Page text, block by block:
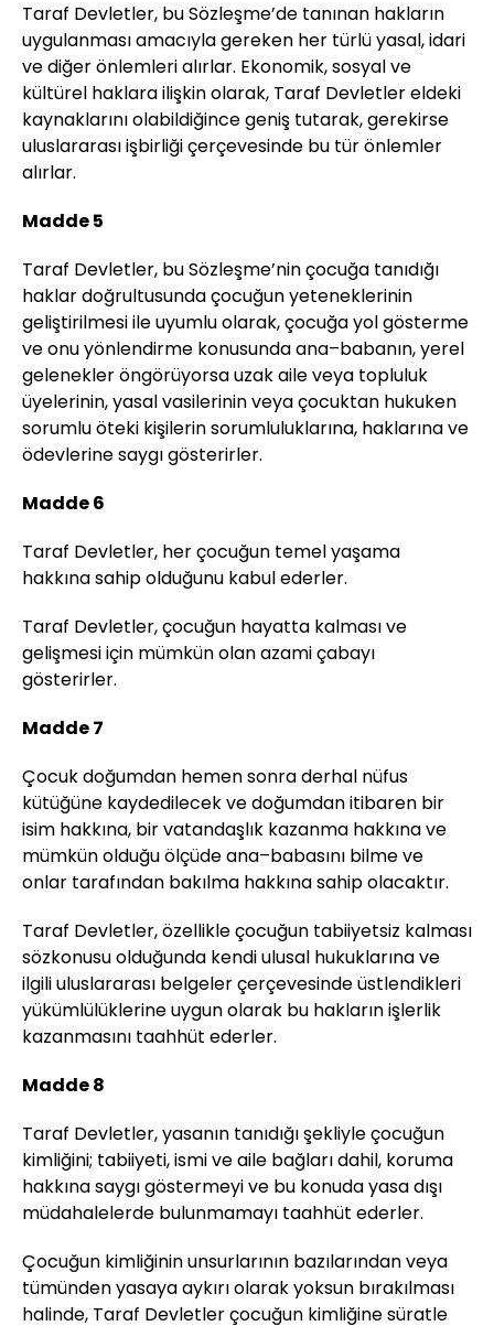
Taraf Devletler, bu Sözleşme’de tanınan hakların
uygulanması amacıyla gereken her türlü yasal, idari
ve diğer önlemleri alırlar. Ekonomik, sosyal ve
kültürel haklara ilişkin olarak, Taraf Devletler eldeki
kaynaklarını olabildiğince geniş tutarak, gerekirse
uluslararası işbirliği çerçevesinde bu tür önlemler
alırlar.
Madde 5
Taraf Devletler, bu Sözleşme’nin çocuğa tanıdığı
haklar doğrultusunda çocuğun yeteneklerinin
geliştirilmesi ile uyumlu olarak, çocuğa yol gösterme
ve onu yönlendirme konusunda ana–babanın, yerel
gelenekler öngörüyorsa uzak aile veya topluluk
üyelerinin, yasal vasilerinin veya çocuktan hukuken
sorumlu öteki kişilerin sorumluluklarına, haklarına ve
ödevlerine saygı gösterirler.
Madde 6
Taraf Devletler, her çocuğun temel yaşama
hakkına sahip olduğunu kabul ederler.
Taraf Devletler, çocuğun hayatta kalması ve
gelişmesi için mümkün olan azami çabayı
gösterirler.
Madde 7
Çocuk doğumdan hemen sonra derhal nüfus
kütüğüne kaydedilecek ve doğumdan itibaren bir
isim hakkına, bir vatandaşlık kazanma hakkına ve
mümkün olduğu ölçüde ana–babasını bilme ve
onlar tarafından bakılma hakkına sahip olacaktır.
Taraf Devletler, özellikle çocuğun tabiiyetsiz kalması
sözkonusu olduğunda kendi ulusal hukuklarına ve
ilgili uluslararası belgeler çerçevesinde üstlendikleri
yükümlülüklerine uygun olarak bu hakların işlerlik
kazanmasını taahhüt ederler.
Madde 8
Taraf Devletler, yasanın tanıdığı şekliyle çocuğun
kimliğini; tabiiyeti, ismi ve aile bağları dahil, koruma
hakkına saygı göstermeyi ve bu konuda yasa dışı
müdahalelerde bulunmamayı taahhüt ederler.
Çocuğun kimliğinin unsurlarının bazılarından veya
tümünden yasaya aykırı olarak yoksun bırakılması
halinde, Taraf Devletler çocuğun kimliğine süratle